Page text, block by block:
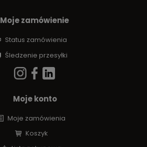
Moje zamówienie
Status zamówienia
Śledzenie przesyłki
Moje konto
Moje zamówienia
Koszyk